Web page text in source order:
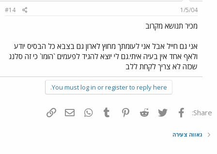
1/5/04
#14
מכיר תנושא מקרוב
אני גם חייל אבל אני לעומתך מחוץ לארון גם בצבא כל הבסיס יודע
ולאף אחד אין בעיה איתי.גם לי יוצא להגיד לפעמים `הומו` כי זה סלנג
שכזה לא צריך לקחת ללב
You must log in or register to reply here.
Share: פייסבוק Twitter
Reddit
Pinterest
Tumblr
WhatsAppדואר אלקטרוני
גאווה צעירה